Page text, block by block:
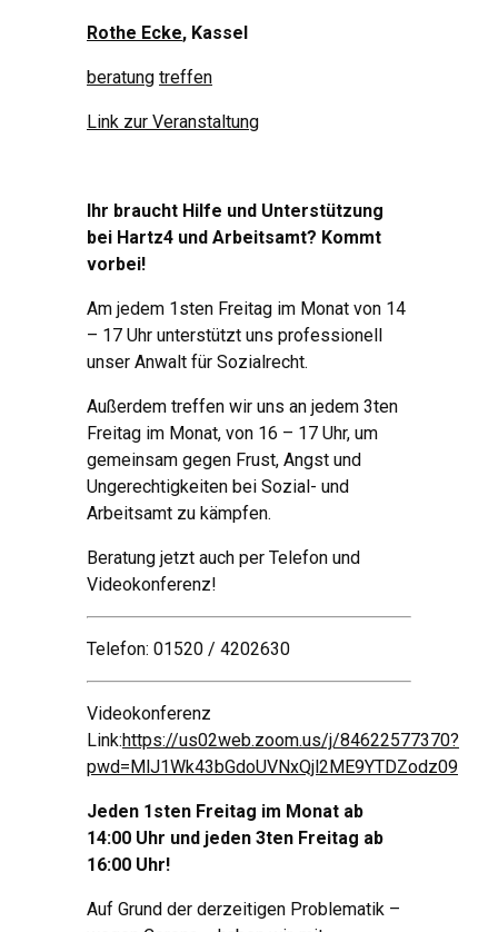
Rothe Ecke, Kassel
beratung treffen
Link zur Veranstaltung
Ihr braucht Hilfe und Unterstützung
bei Hartz4 und Arbeitsamt? Kommt
vorbei!
Am jedem 1sten Freitag im Monat von 14
– 17 Uhr unterstützt uns professionell
unser Anwalt für Sozialrecht.
Außerdem treffen wir uns an jedem 3ten
Freitag im Monat, von 16 – 17 Uhr, um
gemeinsam gegen Frust, Angst und
Ungerechtigkeiten bei Sozial- und
Arbeitsamt zu kämpfen.
Beratung jetzt auch per Telefon und
Videokonferenz!
Telefon: 01520 / 4202630
Videokonferenz
Link:https://us02web.zoom.us/j/84622577370?
pwd=MlJ1Wk43bGdoUVNxQjl2ME9YTDZodz09
Jeden 1sten Freitag im Monat ab
14:00 Uhr und jeden 3ten Freitag ab
16:00 Uhr!
Auf Grund der derzeitigen Problematik –